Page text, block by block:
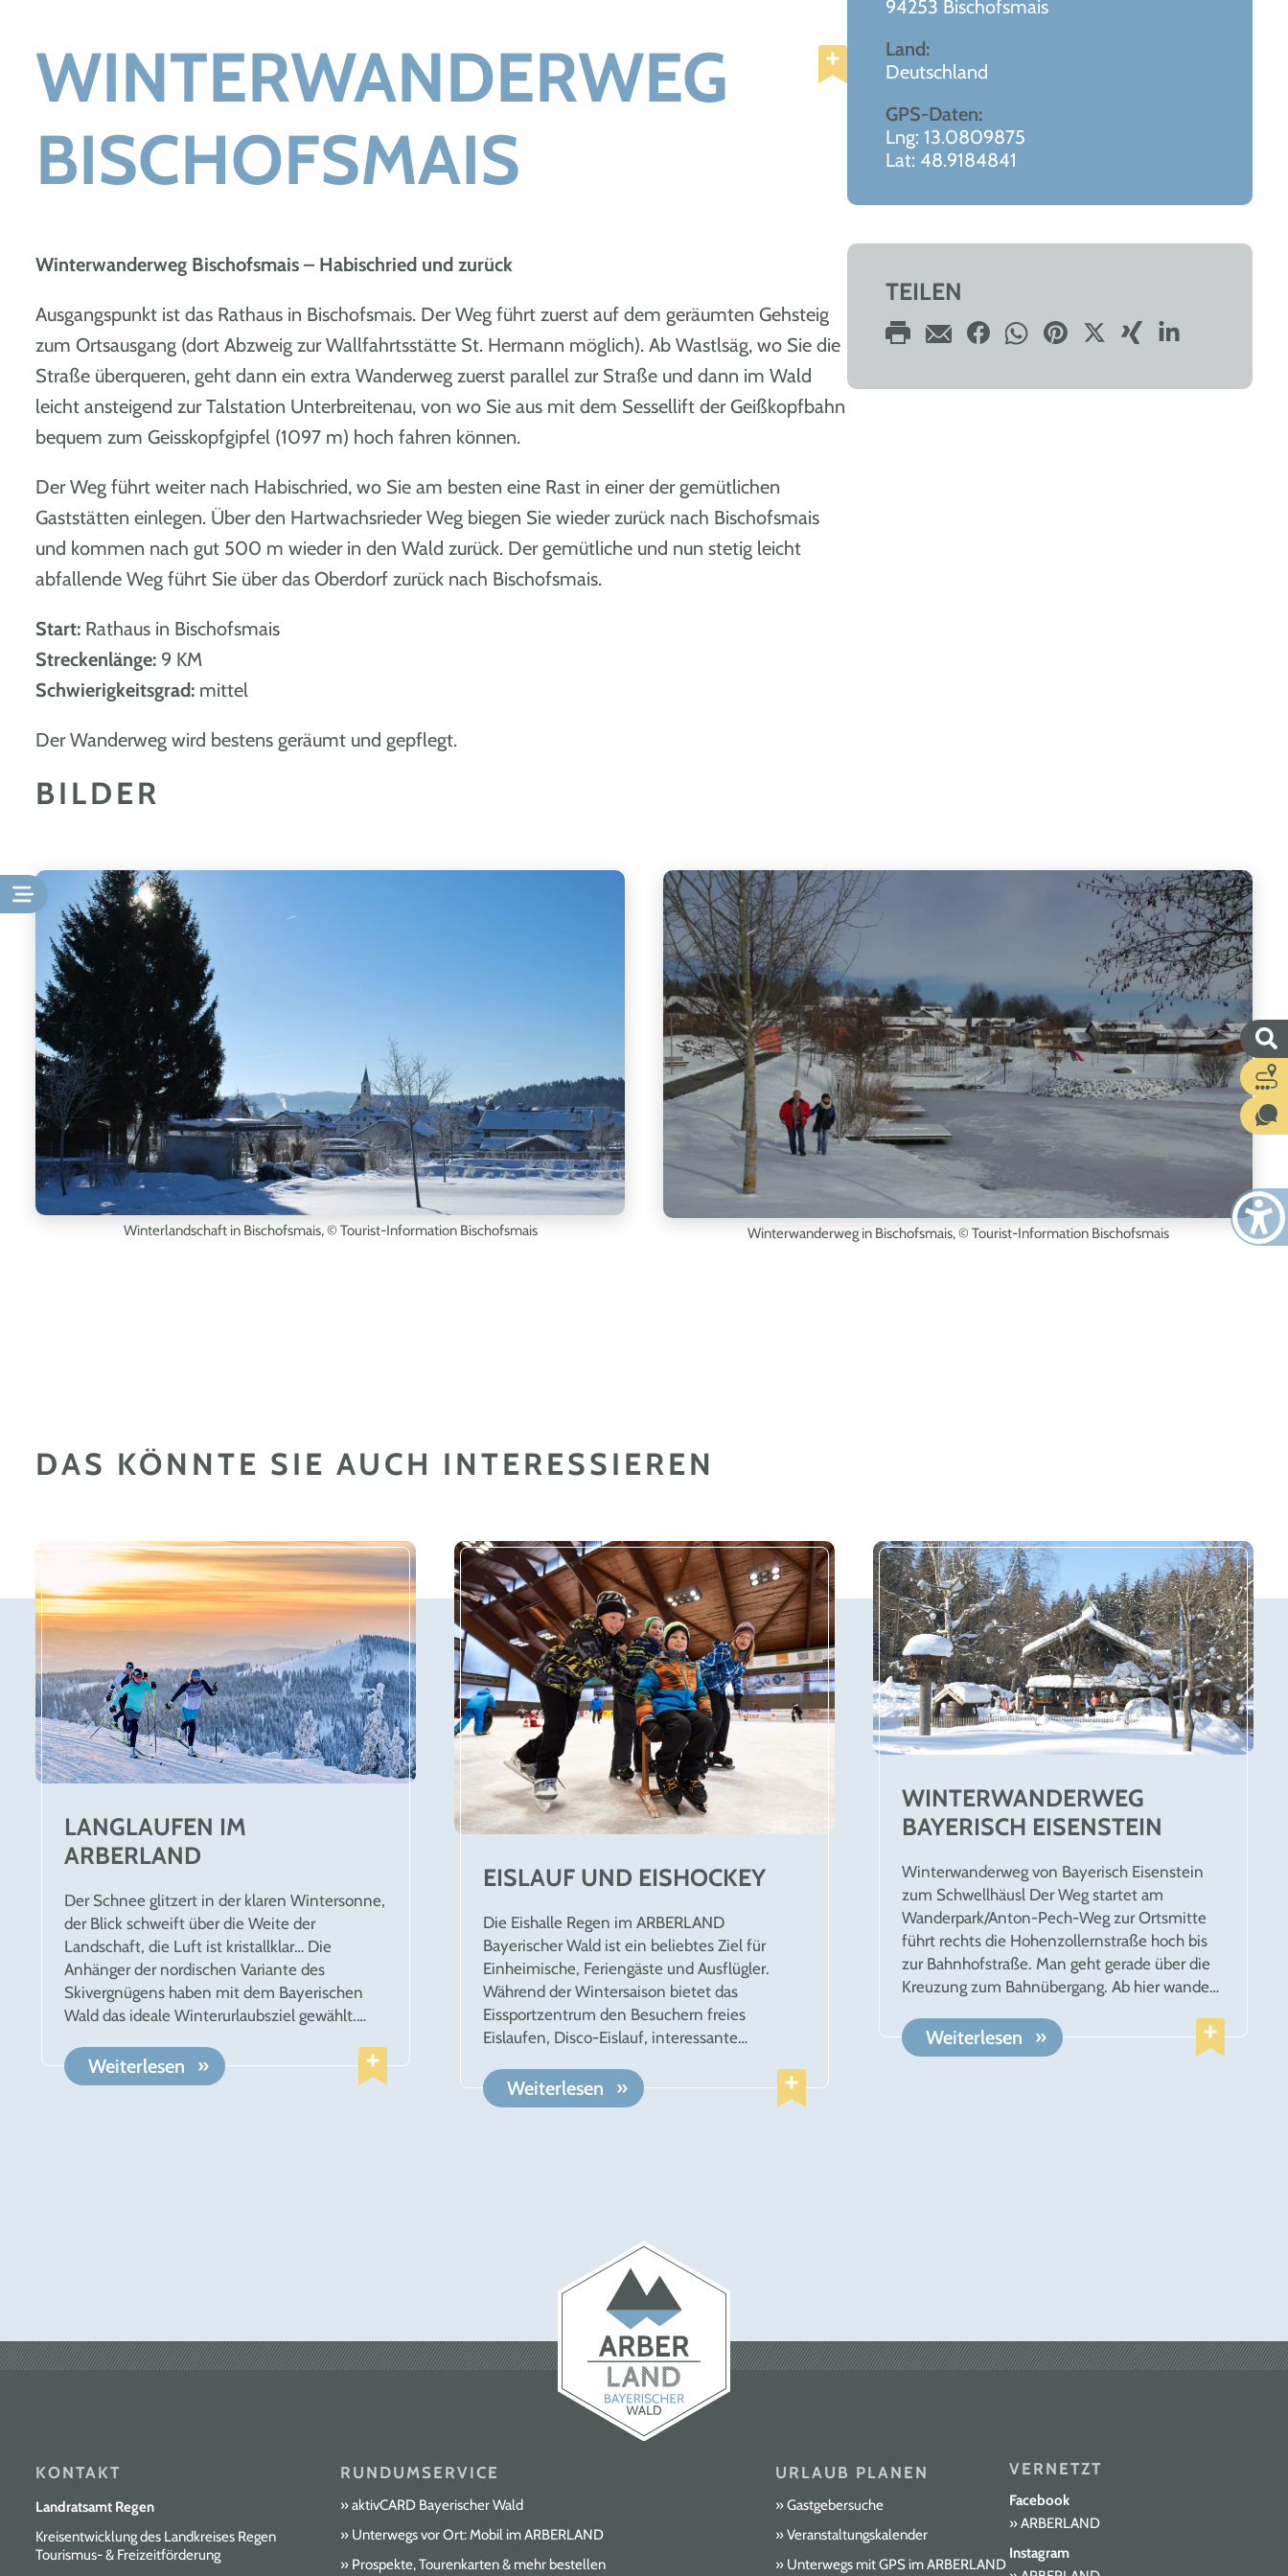
WINTERWANDERWEG
BISCHOFSMAIS
Winterwanderweg Bischofsmais – Habischried und zurück
Ausgangspunkt ist das Rathaus in Bischofsmais. Der Weg führt zuerst auf dem geräumten Gehsteig
zum Ortsausgang (dort Abzweig zur Wallfahrtsstätte St. Hermann möglich). Ab Wastlsäg, wo Sie die
Straße überqueren, geht dann ein extra Wanderweg zuerst parallel zur Straße und dann im Wald
leicht ansteigend zur Talstation Unterbreitenau, von wo Sie aus mit dem Sessellift der Geißkopfbahn
bequem zum Geisskopfgipfel (1097 m) hoch fahren können.
Der Weg führt weiter nach Habischried, wo Sie am besten eine Rast in einer der gemütlichen
Gaststätten einlegen. Über den Hartwachsrieder Weg biegen Sie wieder zurück nach Bischofsmais
und kommen nach gut 500 m wieder in den Wald zurück. Der gemütliche und nun stetig leicht
abfallende Weg führt Sie über das Oberdorf zurück nach Bischofsmais.
Start: Rathaus in Bischofsmais
Streckenlänge: 9 KM
Schwierigkeitsgrad: mittel
Der Wanderweg wird bestens geräumt und gepflegt.
94253 Bischofsmais
Land:
Deutschland
GPS-Daten:
Lng: 13.0809875
Lat: 48.9184841
TEILEN
BILDER
Winterlandschaft in Bischofsmais, © Tourist-Information Bischofsmais Winterwanderweg in Bischofsmais, © Tourist-Information Bischofsmais
DAS KÖNNTE SIE AUCH INTERESSIEREN
LANGLAUFEN IM
ARBERLAND
Der Schnee glitzert in der klaren Wintersonne,
der Blick schweift über die Weite der
Landschaft, die Luft ist kristallklar… Die
Anhänger der nordischen Variante des
Skivergnügens haben mit dem Bayerischen
Wald das ideale Winterurlaubsziel gewählt.
einem über 600 km langen Loipennetz ihrer
Leidenschaft auf zwei Brettern nachgehen.
Weiterlesen
EISLAUF UND EISHOCKEY
Die Eishalle Regen im ARBERLAND
Bayerischer Wald ist ein beliebtes Ziel für
Einheimische, Feriengäste und Ausflügler.
Während der Wintersaison bietet das
Eissportzentrum den Besuchern freies
Eislaufen, Disco-Eislauf, interessante
welchem Wetter auch immer, auf perfekt
aufbereitetem Eis gilt: „Einfach guad drauf!“.
Alle Familienmitglieder können hier ihre
Fähigkeiten beim Schlittschuhlaufen erproben.
Schon die Kleinen wirbeln zwischen Ihren
Eltern herum und freuen sich über Ihre
Fortschritte. Kleine Tänzerinnen trainieren Ihre
Drehungen und die schnellen Läufer arbeiten
an ihrer Geschwindigkeit. Disco on Ice: Zu
einem heißen Tipp bei Jugendlichen und
Junggebliebenen hat sich die Veranstaltung
Atmosphäre bei angesagter Musik und
fantasievollen Lichteffekten kann man den
tanzen, quatschen, flirten oder einfach nur
Spass haben. Eishockey: In der „Eiszeit“
Weiterlesen
WINTERWANDERWEG
BAYERISCH EISENSTEIN
Winterwanderweg von Bayerisch Eisenstein
zum Schwellhäusl Der Weg startet am
Wanderpark/Anton-Pech-Weg zur Ortsmitte
führt rechts die Hohenzollernstraße hoch bis
zur Bahnhofstraße. Man geht gerade über die
Kreuzung zum Bahnübergang. Ab hier wandert
geräumten Forstweg bergauf zum
Hochbergsattel und anschließend bergab zum
Schwierigkeitsgrad: mittel Tipp: Rodel
Weiterlesen
KONTAKT
Landratsamt Regen
Kreisentwicklung des Landkreises Regen
Tourismus- & Freizeitförderung
RUNDUMSERVICE
aktivCARD Bayerischer Wald
Unterwegs vor Ort: Mobil im ARBERLAND
Prospekte, Tourenkarten & mehr bestellen
URLAUB PLANEN
Gastgebersuche
Veranstaltungskalender
Unterwegs mit GPS im ARBERLAND
VERNETZT
Facebook
ARBERLAND
Instagram